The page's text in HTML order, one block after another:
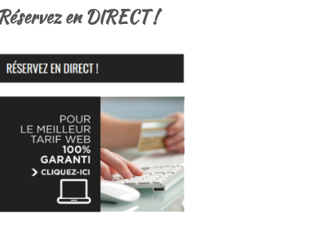
en DIRECT !